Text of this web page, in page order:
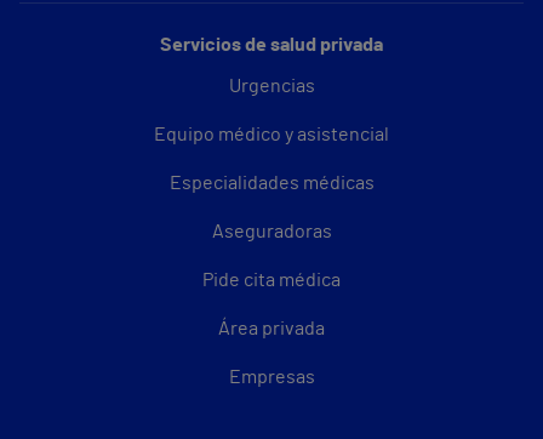
Servicios de salud privada
Urgencias
Equipo médico y asistencial
Especialidades médicas
Aseguradoras
Pide cita médica
Área privada
Empresas